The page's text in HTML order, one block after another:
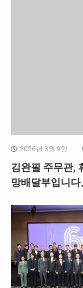
2026년 3월 9일
김완필 주무관,
망배달부입니